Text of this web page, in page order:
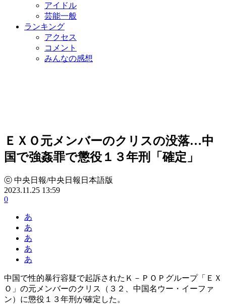
アイドル
芸能一般
ランキング
アクセス
コメント
みんなの感想
ＥＸＯ元メンバーのクリスの没落…中
国で強姦罪で懲役１３年刑「確定」
ⓒ 中央日報/中央日報日本語版
2023.11.25 13:59
0
あ
あ
あ
あ
あ
中国で性的暴行容疑で起訴されたＫ－ＰＯＰグループ「ＥＸ
Ｏ」の元メンバーのクリス（３２、中国名ウー・イーファ
ン）に懲役１３年刑が確定した。